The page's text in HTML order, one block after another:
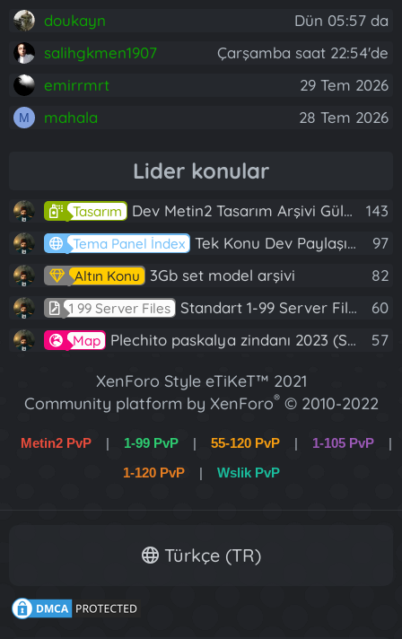
doukayn
Dün 05:57 da
salihgkmen1907
Çarşamba saat 22:54'de
emirrmrt
29 Tem 2026
M mahala 28 Tem 2026
Lider konular
Tasarım Dev Metin2 Tasarım Arşivi Güle Güle Kullanın 143
Tema Panel İndex Tek Konu Dev Paylaşım 10 Adet Server Tanıtım İndex 97
Altın Konu 3Gb set model arşivi 82
1 99 Server Files Standart 1-99 Server Files 60
Map Plechito paskalya zindanı 2023 (Spring Sanctuary dungeon) 57
XenForo Style eTiKeT™ 2021
Community platform by XenForo® © 2010-2022
[XGT] Forum statistics system- XenGenTr
Metin2 PvP | 1-99 PvP | 55-120 PvP | 1-105 PvP
|
1-120 PvP
| Wslik PvP
Türkçe (TR)